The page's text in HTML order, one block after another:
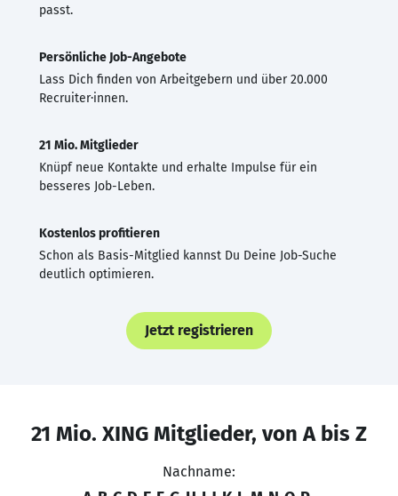
passt.
Persönliche Job-Angebote
Lass Dich finden von Arbeitgebern und über 20.000
Recruiter·innen.
21 Mio. Mitglieder
Knüpf neue Kontakte und erhalte Impulse für ein
besseres Job-Leben.
Kostenlos profitieren
Schon als Basis-Mitglied kannst Du Deine Job-Suche
deutlich optimieren.
Jetzt registrieren
21 Mio. XING Mitglieder, von A bis Z
Nachname: